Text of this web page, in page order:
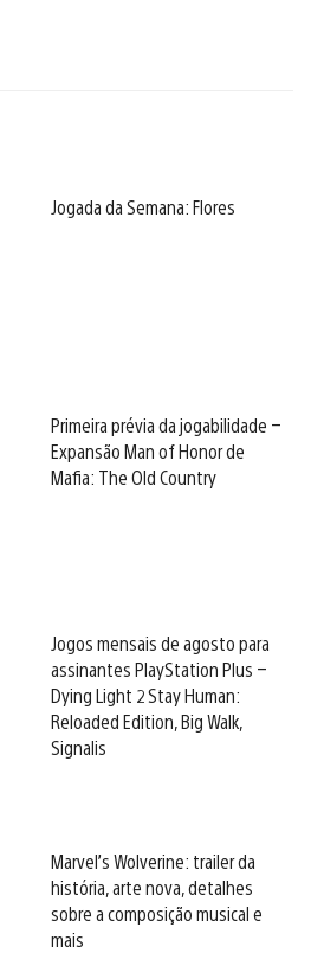
Jogada da Semana: Flores
Primeira prévia da jogabilidade –
Expansão Man of Honor de
Mafia: The Old Country
Jogos mensais de agosto para
assinantes PlayStation Plus –
Dying Light 2 Stay Human:
Reloaded Edition, Big Walk,
Signalis
Marvel’s Wolverine: trailer da
história, arte nova, detalhes
sobre a composição musical e
mais